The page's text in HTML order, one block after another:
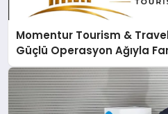
Momentur Tourism &
Güçlü Operasyon Ağıyla